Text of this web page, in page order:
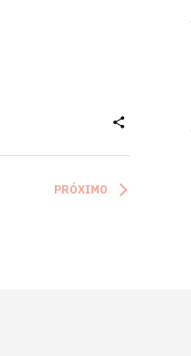
PRÓXIMO